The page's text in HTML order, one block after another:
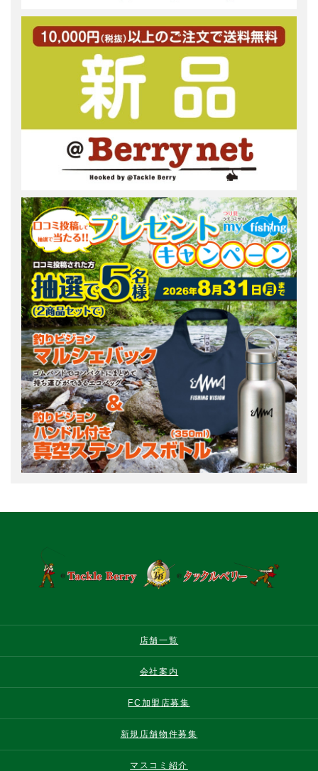
店舗一覧
会社案内
FC加盟店募集
新規店舗物件募集
マスコミ紹介